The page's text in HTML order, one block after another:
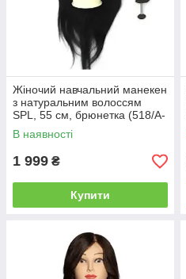
Жіночий навчальний манекен
з натуральним волоссям
SPL, 55 см, брюнетка (518/A-
1)
В наявності
1 999 ₴
Купити